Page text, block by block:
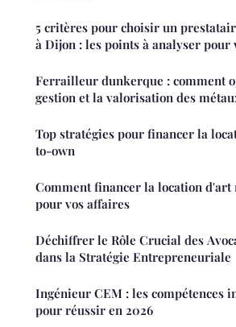
5 critères pour choisir un
à Dijon : les points à analyser pour
Ferrailleur dunkerque : comment
gestion et la valorisation des
Top stratégies pour financer la
to-own
Comment financer la location
pour vos affaires
Déchiffrer le Rôle Crucial des
dans la Stratégie Entrepreneuriale
Ingénieur CEM : les compétences
pour réussir en 2026